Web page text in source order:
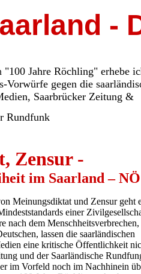
Jahre Röchling" erhebe
Vorwürfe gegen die
Saarbrücker Zeitung &
Rundfunk
Zensur -
im Saarland – NÖ
Meinungsdiktat und Zensur geht
einer
nach dem Menschheitsverbrechen,
lassen die saarländischen
eine kritische Öffentlichkeit
und der Saarländische
im Vorfeld noch im Nachhinein
-